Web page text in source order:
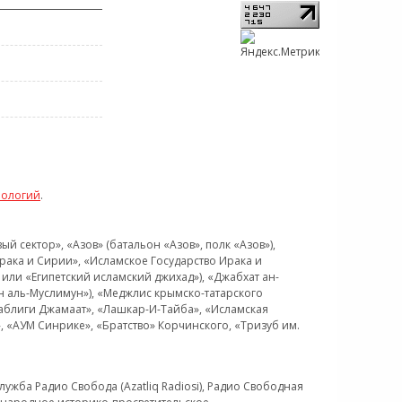
.
«Азов» (батальон «Азов», полк «Азов»),
и Сирии», «Исламское Государство Ирака и
«Египетский исламский джихад»), «Джабхат ан-
Муслимун»), «Меджлис крымско-татарского
Джамаат», «Лашкар-И-Тайба», «Исламская
Синрике», «Братство» Корчинского, «Тризуб им.
Радио Свобода (Azatliq Radiosi), Радио Свободная